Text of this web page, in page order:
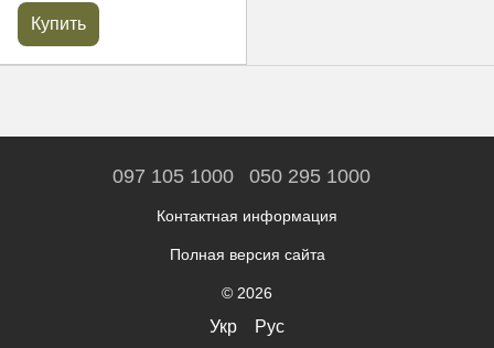
Купить
097 105 1000 050 295 1000
Контактная информация
Полная версия сайта
© 2026
Укр Рус